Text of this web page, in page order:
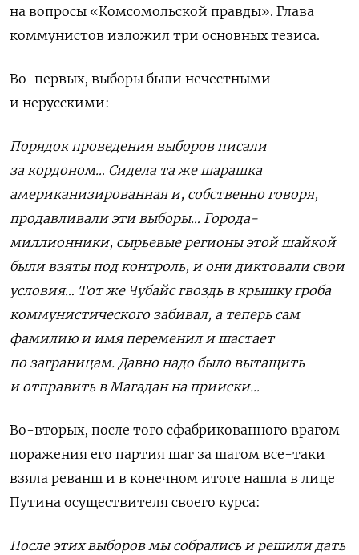
на вопросы «Комсомольской правды». Глава
коммунистов изложил три основных тезиса.
Во-первых, выборы были нечестными
и нерусскими:
Порядок проведения выборов писали
за кордоном… Сидела та же шарашка
американизированная и, собственно говоря,
продавливали эти выборы… Города-
миллионники, сырьевые регионы этой шайкой
были взяты под контроль, и они диктовали свои
условия… Тот же Чубайс гвоздь в крышку гроба
коммунистического забивал, а теперь сам
фамилию и имя переменил и шастает
по заграницам. Давно надо было вытащить
и отправить в Магадан на прииски…
Во-вторых, после того сфабрикованного врагом
поражения его партия шаг за шагом все-таки
взяла реванш и в конечном итоге нашла в лице
Путина осуществителя своего курса:
После этих выборов мы собрались и решили дать